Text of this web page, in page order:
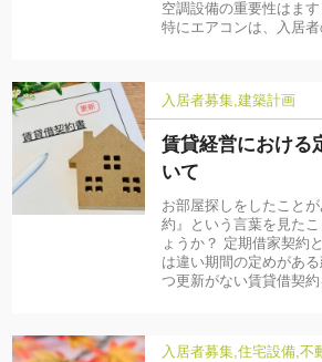
空調設備の重要性はます
特にエアコンは、入居
入居者募集 建築計画
賃貸経営における
いて
お部屋探しをしたこと
約』という言葉を見た
ょうか？ 定期借家契約
は違い期間の定めがあ
つ更新がない賃貸借契
入居者募集 住宅設備 不